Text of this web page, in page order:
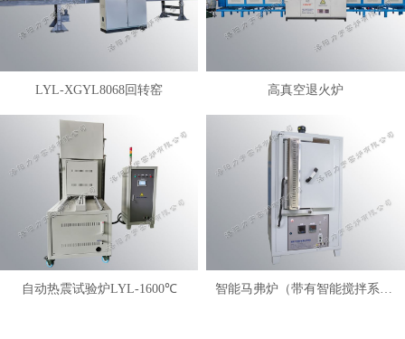
LYL-XGYL8068回转窑 高真空退火炉
自动热震试验炉LYL-1600℃